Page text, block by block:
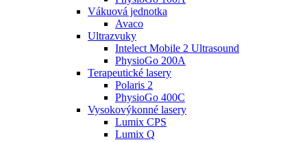
Vákuová jednotka
Avaco
Ultrazvuky
Intelect Mobile 2 Ultrasound
PhysioGo 200A
Terapeutické lasery
Polaris 2
PhysioGo 400C
Vysokovýkonné lasery
Lumix CPS
Lumix Q